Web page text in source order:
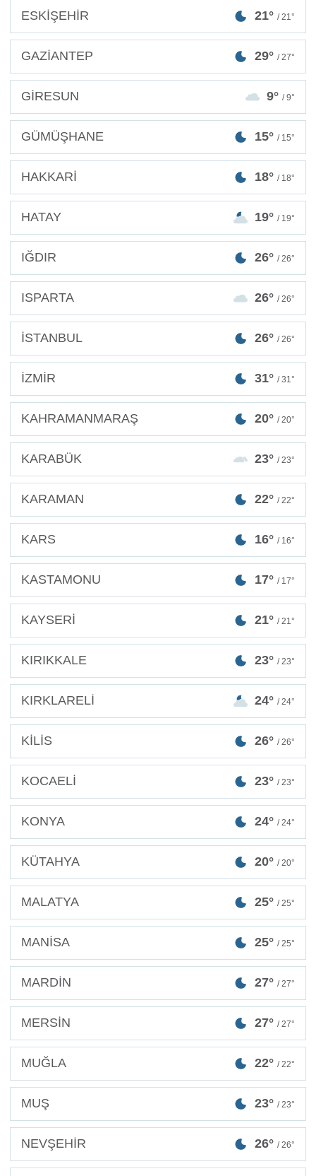
ESKİŞEHİR 21° / 21°
GAZİANTEP 29° / 27°
GİRESUN 9° / 9°
GÜMÜŞHANE 15° / 15°
HAKKARİ 18° / 18°
HATAY 19° / 19°
IĞDIR 26° / 26°
ISPARTA 26° / 26°
İSTANBUL 26° / 26°
İZMİR 31° / 31°
KAHRAMANMARAŞ 20° / 20°
KARABÜK 23° / 23°
KARAMAN 22° / 22°
KARS 16° / 16°
KASTAMONU 17° / 17°
KAYSERİ 21° / 21°
KIRIKKALE 23° / 23°
KIRKLARELİ 24° / 24°
KİLİS 26° / 26°
KOCAELİ 23° / 23°
KONYA 24° / 24°
KÜTAHYA 20° / 20°
MALATYA 25° / 25°
MANİSA 25° / 25°
MARDİN 27° / 27°
MERSİN 27° / 27°
MUĞLA 22° / 22°
MUŞ 23° / 23°
NEVŞEHİR 26° / 26°